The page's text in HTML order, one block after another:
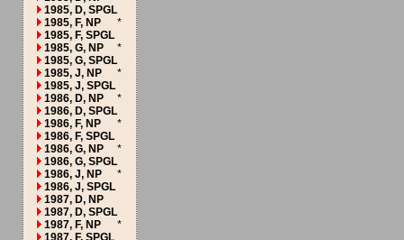
1985, D, SPGL
1985, F, NP
*
1985, F, SPGL
1985, G, NP
*
1985, G, SPGL
1985, J, NP
*
1985, J, SPGL
1986, D, NP
*
1986, D, SPGL
1986, F, NP
*
1986, F, SPGL
1986, G, NP
*
1986, G, SPGL
1986, J, NP
*
1986, J, SPGL
1987, D, NP
1987, D, SPGL
1987, F, NP
*